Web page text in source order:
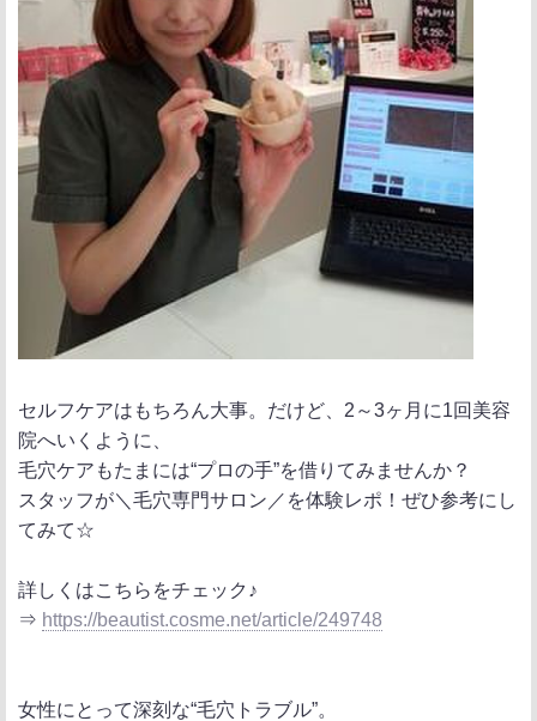
セルフケアはもちろん大事。だけど、2～3ヶ月に1回美容
院へいくように、
毛穴ケアもたまには“プロの手”を借りてみませんか？
スタッフが＼毛穴専門サロン／を体験レポ！ぜひ参考にし
てみて☆
詳しくはこちらをチェック♪
⇒ https://beautist.cosme.net/article/249748
女性にとって深刻な“毛穴トラブル”。